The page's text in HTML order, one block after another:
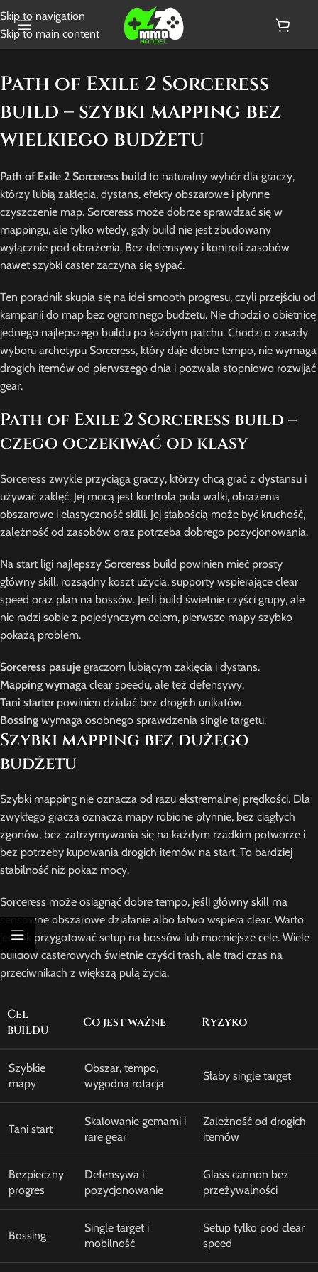
Skip to navigation
Skip to main content
Path of Exile 2 Sorceress
build – szybki mapping bez
wielkiego budżetu
Path of Exile 2 Sorceress build to naturalny wybór dla graczy,
którzy lubią zaklęcia, dystans, efekty obszarowe i płynne
czyszczenie map. Sorceress może dobrze sprawdzać się w
mappingu, ale tylko wtedy, gdy build nie jest zbudowany
wyłącznie pod obrażenia. Bez defensywy i kontroli zasobów
nawet szybki caster zaczyna się sypać.
Ten poradnik skupia się na idei smooth progresu, czyli przejściu od
kampanii do map bez ogromnego budżetu. Nie chodzi o obietnicę
jednego najlepszego buildu po każdym patchu. Chodzi o zasady
wyboru archetypu Sorceress, który daje dobre tempo, nie wymaga
drogich itemów od pierwszego dnia i pozwala stopniowo rozwijać
gear.
Path of Exile 2 Sorceress build –
czego oczekiwać od klasy
Sorceress zwykle przyciąga graczy, którzy chcą grać z dystansu i
używać zaklęć. Jej mocą jest kontrola pola walki, obrażenia
obszarowe i elastyczność skilli. Jej słabością może być kruchość,
zależność od zasobów oraz potrzeba dobrego pozycjonowania.
Na start ligi najlepszy Sorceress build powinien mieć prosty
główny skill, rozsądny koszt użycia, supporty wspierające clear
speed oraz plan na bossów. Jeśli build świetnie czyści grupy, ale
nie radzi sobie z pojedynczym celem, pierwsze mapy szybko
pokażą problem.
Sorceress pasuje graczom lubiącym zaklęcia i dystans.
Mapping wymaga clear speedu, ale też defensywy.
Tani starter powinien działać bez drogich unikatów.
Bossing wymaga osobnego sprawdzenia single targetu.
Szybki mapping bez dużego
budżetu
Szybki mapping nie oznacza od razu ekstremalnej prędkości. Dla
zwykłego gracza oznacza mapy robione płynnie, bez ciągłych
zgonów, bez zatrzymywania się na każdym rzadkim potworze i
bez potrzeby kupowania drogich itemów na start. To bardziej
stabilność niż pokaz mocy.
Sorceress może osiągnąć dobre tempo, jeśli główny skill ma
sensowne obszarowe działanie albo łatwo wspiera clear. Warto
jednak przygotować setup na bossów lub mocniejsze cele. Wiele
buildów casterowych świetnie czyści trash, ale traci czas na
przeciwnikach z większą pulą życia.
Cel
buildu
Co jest ważne Ryzyko
Szybkie
mapy
Obszar, tempo,
wygodna rotacja
Słaby single target
Tani start
Skalowanie gemami i
rare gear
Zależność od drogich
itemów
Bezpieczny
progres
Defensywa i
pozycjonowanie
Glass cannon bez
przeżywalności
Bossing
Single target i
mobilność
Setup tylko pod clear
speed